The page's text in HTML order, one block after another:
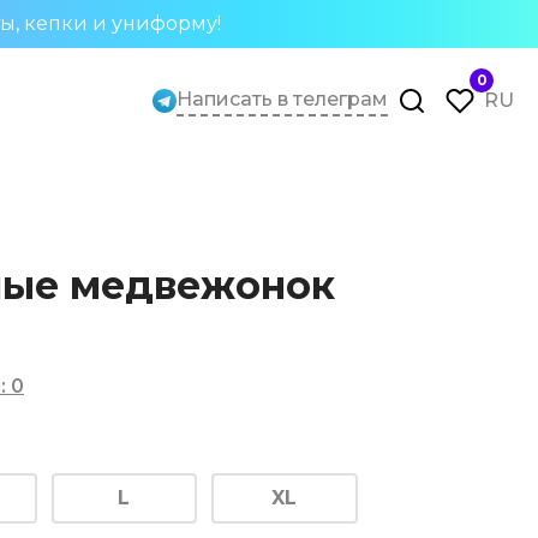
кепки и униформу!
Написать в телеграм
0
RU
медвежонок
: 0
L XL